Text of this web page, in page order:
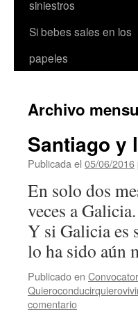
siniestros
Si bebes sales en los
papeles
Archivo
Santiago y
Publicada el 05/06/2016
En solo dos
veces a
Y si Galicia es
lo ha sido aún
Publicado en
comentario